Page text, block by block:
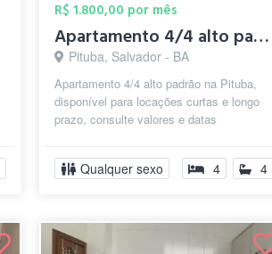
R$ 1.800,00 por mês
Apartamento 4/4 alto padrão
Pituba, Salvador - BA
Apartamento 4/4 alto padrão na Pituba,
disponível para locações curtas e longo
prazo, consulte valores e datas
Qualquer sexo 4 4